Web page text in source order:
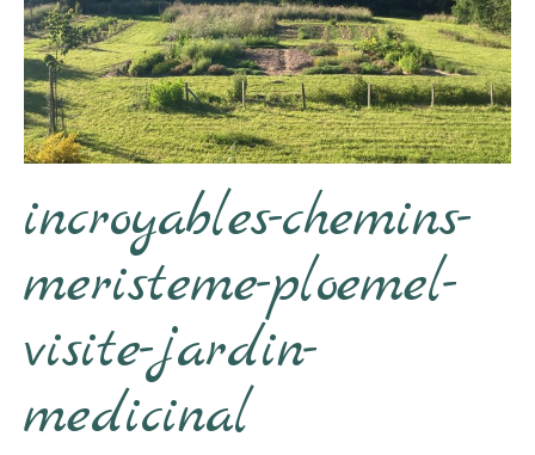
incroyables-chemins-
meristeme-ploemel-
visite-jardin-
medicinal